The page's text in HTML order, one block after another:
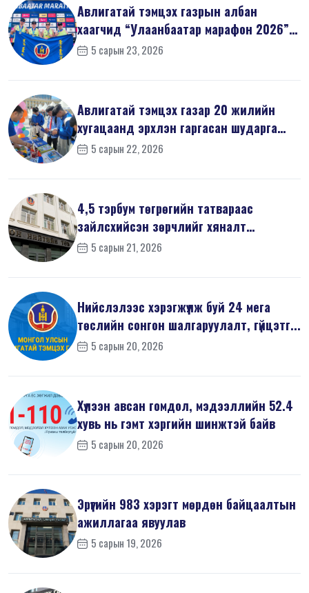
Авлигатай тэмцэх газрын албан
хаагчид “Улаанбаатар марафон 2026”-
д оро...
5 сарын 23, 2026
Авлигатай тэмцэх газар 20 жилийн
хугацаанд эрхлэн гаргасан шударга
ёсн...5 сарын 22, 2026
4,5 тэрбум төгрөгийн татвараас
зайлсхийсэн зөрчлийг хяналт
шалгалтаар ...
5 сарын 21, 2026
Нийслэлээс хэрэгжүүлж буй 24 мега
төслийн сонгон шалгаруулалт, гүйцэтг...
5 сарын 20, 2026
Хүлээн авсан гомдол, мэдээллийн 52.4
хувь нь гэмт хэргийн шинжтэй байв
5 сарын 20, 2026
Эрүүгийн 983 хэрэгт мөрдөн байцаалтын
ажиллагаа явуулав
5 сарын 19, 2026